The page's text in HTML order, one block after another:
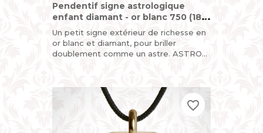
Pendentif signe astrologique
enfant diamant - or blanc 750 (18
carats)
Un petit signe extérieur de richesse en
or blanc et diamant, pour briller
doublement comme un astre. ASTRO
favorite_border
favorite_border
favorite_border